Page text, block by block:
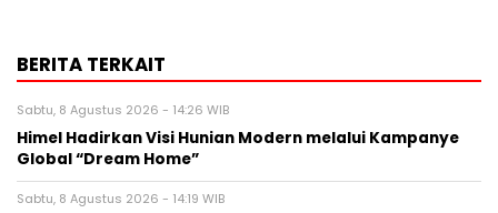
BERITA TERKAIT
Sabtu, 8 Agustus 2026 - 14:26 WIB
Himel Hadirkan Visi Hunian Modern melalui Kampanye
Global “Dream Home”
Sabtu, 8 Agustus 2026 - 14:19 WIB